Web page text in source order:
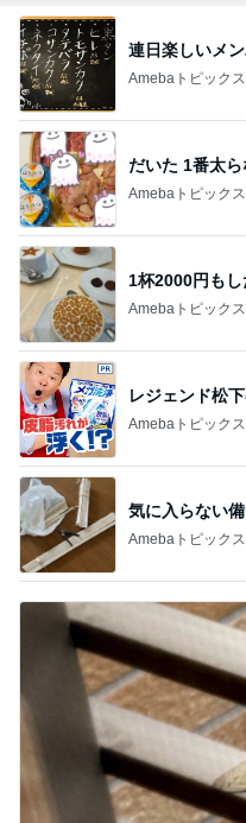
連日楽しいメ
Amebaトピックス
だいた 1番太
Amebaトピックス
1杯2000円も
Amebaトピックス
レジェンド松
Amebaトピックス
気に入らない
Amebaトピックス